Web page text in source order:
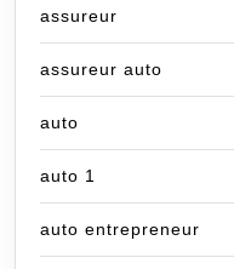
assureur
assureur auto
auto
auto 1
auto entrepreneur